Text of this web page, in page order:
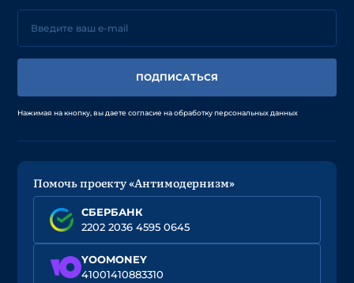
ПОДПИСАТЬСЯ
Нажимая на кнопку, вы даете согласие на обработку персональных данных
Помочь проекту «Антимодернизм»
СБЕРБАНК
2202 2036 4595 0645
YOOMONEY
41001410883310